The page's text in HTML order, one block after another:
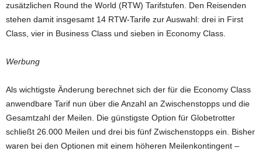
zusätzlichen Round the World (RTW) Tarifstufen. Den Reisenden
stehen damit insgesamt 14 RTW-Tarife zur Auswahl: drei in First
Class, vier in Business Class und sieben in Economy Class.
Werbung
Als wichtigste Änderung berechnet sich der für die Economy Class
anwendbare Tarif nun über die Anzahl an Zwischenstopps und die
Gesamtzahl der Meilen. Die günstigste Option für Globetrotter
schließt 26.000 Meilen und drei bis fünf Zwischenstopps ein. Bisher
waren bei den Optionen mit einem höheren Meilenkontingent –